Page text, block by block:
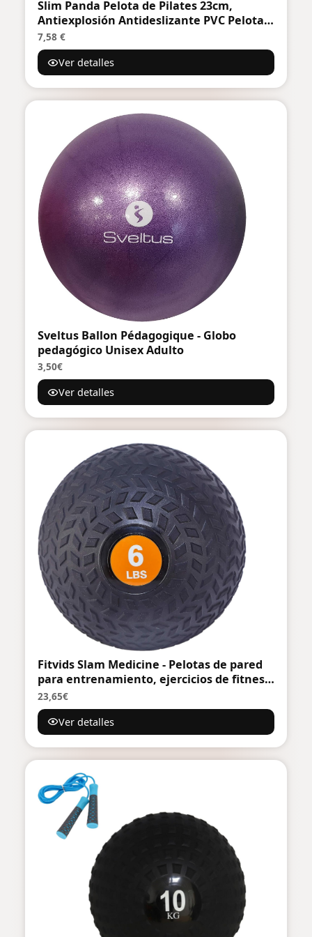
Slim Panda Pelota de Pilates 23cm,
Antiexplosión Antideslizante PVC Pelota
de Gimnasia, Soft Balones de Yoga para
Fitness, Entrenamiento del Equilibrio
7,58 €
Ver detalles
Sveltus Ballon Pédagogique - Globo
pedagógico Unisex Adulto
3,50€
Ver detalles
Fitvids Slam Medicine - Pelotas de pared
para entrenamiento, ejercicios de fitness,
pesas para entrenamiento cruzado,
ejercicios de fuerza y acondicionamiento,
entrenamientos cardiovasculares y
23,65€
Ver detalles